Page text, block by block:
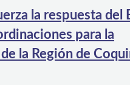
la respuesta del
para la
la Región de